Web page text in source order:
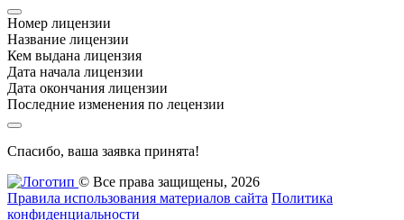
Номер лицензии
Название лицензии
Кем выдана лицензия
Дата начала лицензии
Дата окончания лицензии
Последние изменения по лецензии
Спасибо, ваша заявка принята!
© Все права защищены, 2026
Правила использования материалов сайта Политика
конфиденциальности